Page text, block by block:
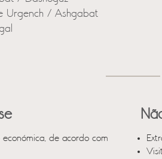
Urgench / Ashgabat
económica, de acordo com